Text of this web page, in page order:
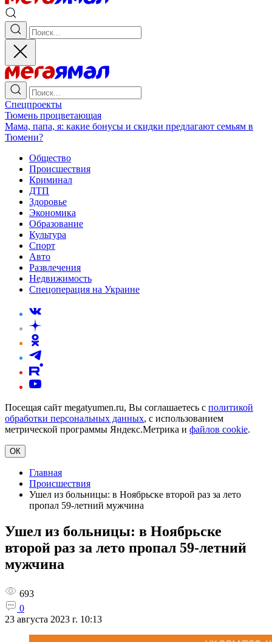
Спецпроекты
Тюмень процветающая
Мама, папа, я: какие бонусы и скидки предлагают семьям в
Тюмени?
Общество
Происшествия
Криминал
ДТП
Здоровье
Экономика
Образование
Культура
Спорт
Авто
Развлечения
Недвижимость
Спецоперация на Украине
Посещая сайт megatyumen.ru, Вы соглашаетесь с политикой
обработки персональных данных, с использованием
метрической программы Яндекс.Метрика и файлов cookie.
ОК
Главная
Происшествия
Ушел из больницы: в Ноябрьске второй раз за лето
пропал 59-летний мужчина
Ушел из больницы: в Ноябрьске
второй раз за лето пропал 59-летний
мужчина
693
0
23 августа 2023 г. 10:13